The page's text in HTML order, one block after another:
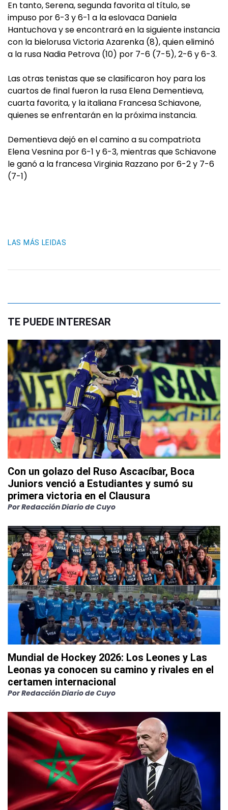
En tanto, Serena, segunda favorita al título, se
impuso por 6-3 y 6-1 a la eslovaca Daniela
Hantuchova y se encontrará en la siguiente instancia
con la bielorusa Victoria Azarenka (8), quien eliminó
a la rusa Nadia Petrova (10) por 7-6 (7-5), 2-6 y 6-3.
Las otras tenistas que se clasificaron hoy para los
cuartos de final fueron la rusa Elena Dementieva,
cuarta favorita, y la italiana Francesa Schiavone,
quienes se enfrentarán en la próxima instancia.
Dementieva dejó en el camino a su compatriota
Elena Vesnina por 6-1 y 6-3, mientras que Schiavone
le ganó a la francesa Virginia Razzano por 6-2 y 7-6
(7-1)
LAS MÁS LEIDAS
TE PUEDE INTERESAR
Con un golazo del Ruso Ascacíbar, Boca
Juniors venció a Estudiantes y sumó su
primera victoria en el Clausura
PorRedacción Diario de Cuyo
Mundial de Hockey 2026: Los Leones y Las
Leonas ya conocen su camino y rivales en el
certamen internacional
PorRedacción Diario de Cuyo